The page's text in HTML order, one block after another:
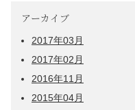
アーカイブ
2017年03月
2017年02月
2016年11月
2015年04月